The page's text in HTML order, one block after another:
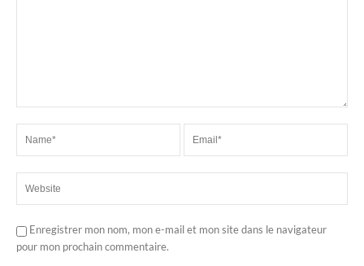
Enregistrer mon nom, mon e-mail et mon site dans le navigateur
pour mon prochain commentaire.